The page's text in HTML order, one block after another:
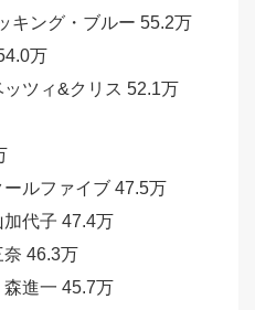
キング・ブルー 55.2万
万
ツィ&クリス 52.1万
ルファイブ 47.5万
代子 47.4万
46.3万
進一 45.7万